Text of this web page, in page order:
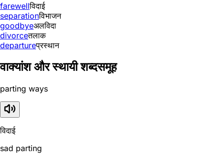
farewellविदाई
separationविभाजन
goodbyeअलविदा
divorceतलाक
departureप्रस्थान
वाक्यांश और स्थायी शब्दसमूह
parting ways
विदाई
sad parting